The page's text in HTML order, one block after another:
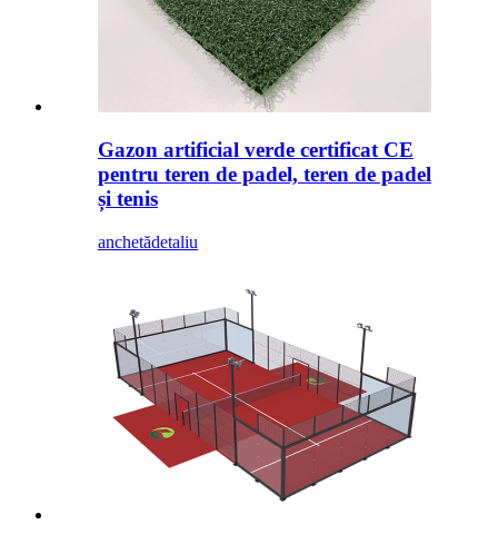
Gazon artificial verde certificat CE
pentru teren de padel, teren de padel
și tenis
anchetădetaliu